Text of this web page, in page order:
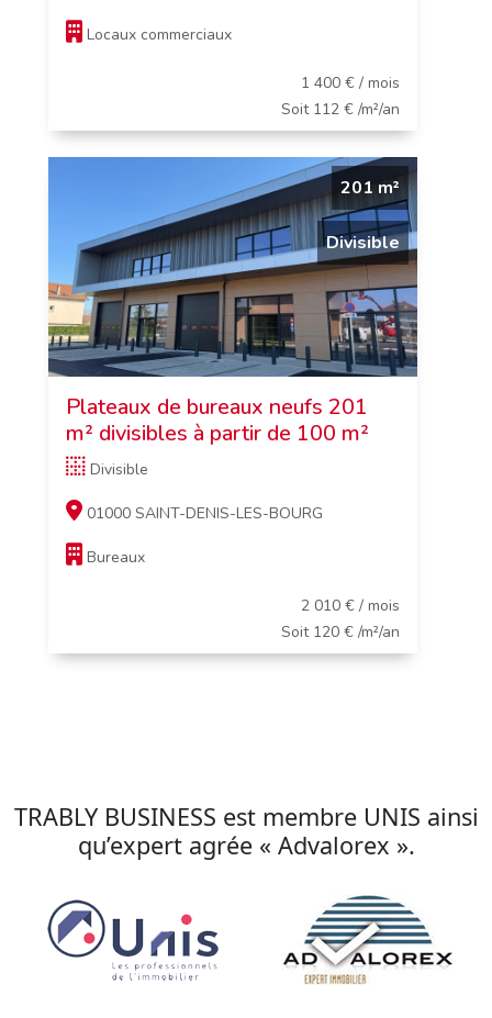
Locaux commerciaux
1 400 € / mois
Soit 112 € /m²/an
201 m²
Divisible
Plateaux de bureaux neufs 201
m² divisibles à partir de 100 m²
Divisible
01000 SAINT-DENIS-LES-BOURG
Bureaux
2 010 € / mois
Soit 120 € /m²/an
TRABLY BUSINESS est membre UNIS ainsi
qu’expert agrée « Advalorex ».